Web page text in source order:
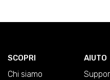
SCOPRI
Chi siamo
AIUTO